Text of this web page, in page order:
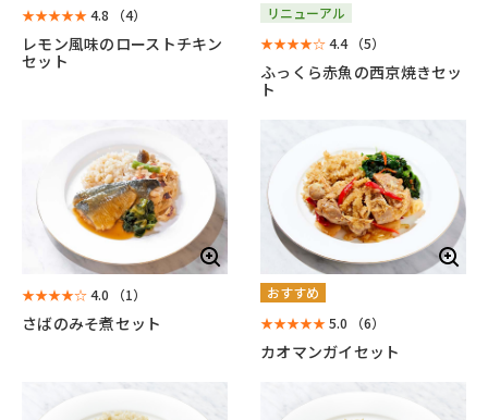
★★★★★4.8 （4）
レモン風味のローストチキン
セット
リニューアル
★★★★☆4.4 （5）
ふっくら赤魚の西京焼きセッ
ト
★★★★☆4.0 （1）
さばのみそ煮セット
おすすめ
★★★★★5.0 （6）
カオマンガイセット